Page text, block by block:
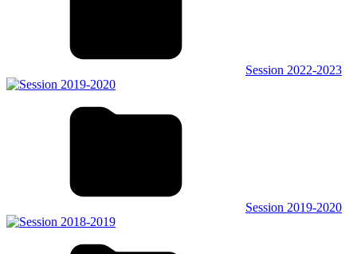
Session 2022-2023
Session 2019-2020